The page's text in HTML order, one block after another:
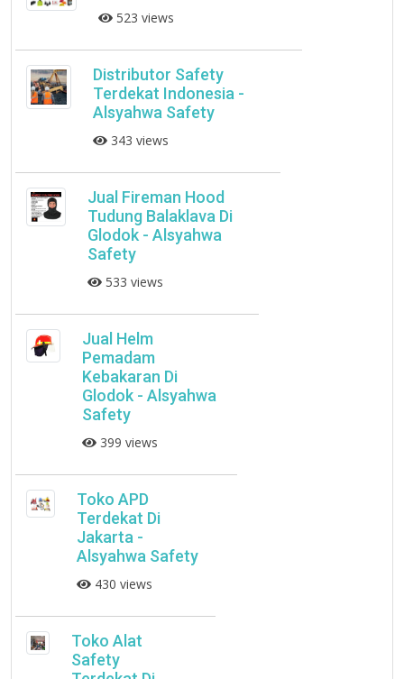
523 views
Distributor Safety
Terdekat Indonesia -
Alsyahwa Safety
343 views
Jual Fireman Hood
Tudung Balaklava Di
Glodok - Alsyahwa
Safety
533 views
Jual Helm
Pemadam
Kebakaran Di
Glodok - Alsyahwa
Safety
399 views
Toko APD
Terdekat Di
Jakarta -
Alsyahwa Safety
430 views
Toko Alat
Safety